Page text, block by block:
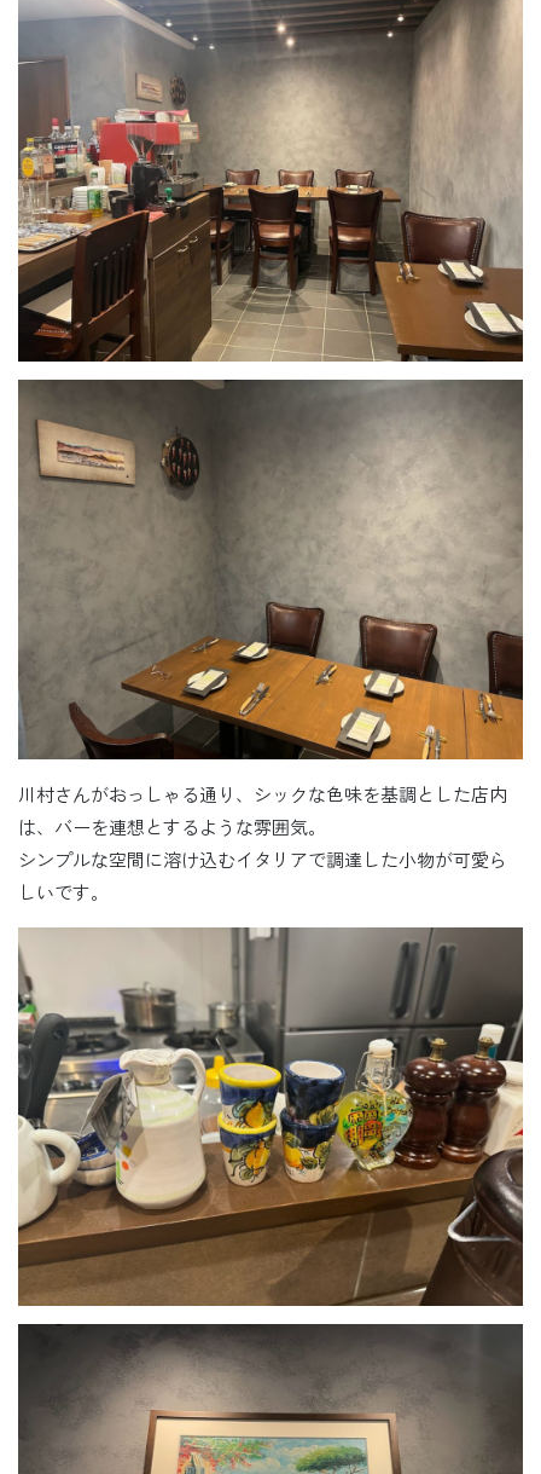
川村さんがおっしゃる通り、シックな色味を基調とした店内
は、バーを連想とするような雰囲気。
シンプルな空間に溶け込むイタリアで調達した小物が可愛ら
しいです。